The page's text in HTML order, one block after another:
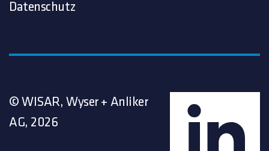
Datenschutz
© WISAR, Wyser + Anliker
AG, 2026